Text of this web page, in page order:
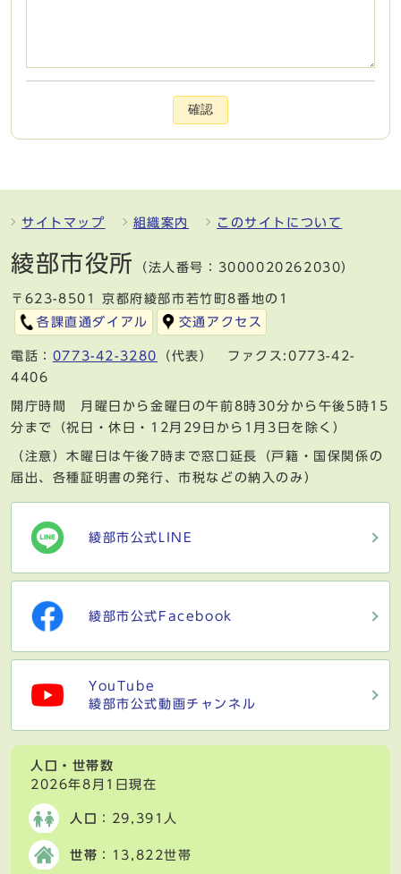
確認
サイトマップ 組織案内 このサイトについて
綾部市役所 （法人番号：3000020262030）
〒623-8501 京都府綾部市若竹町8番地の1
各課直通ダイアル
交通アクセス
電話： 0773-42-3280
（代表） ファクス:0773-42-
4406
開庁時間 月曜日から金曜日の午前8時30分から午後5時15
分まで（祝日・休日・12月29日から1月3日を除く）
（注意）木曜日は午後7時まで窓口延長（戸籍・国保関係の
届出、各種証明書の発行、市税などの納入のみ）
綾部市公式LINE
綾部市公式Facebook
YouTube
綾部市公式動画チャンネル
人口・世帯数
2026年8月1日現在
人口 ：29,391人
世帯 ：13,822世帯